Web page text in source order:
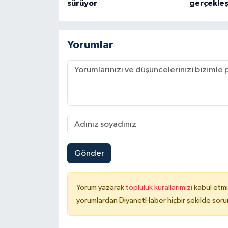
sürüyor
Yorumlar
Gönder
Yorum yazarak topluluk kurallarımızı kabul
yorumlardan DiyanetHaber hiçbir şekilde
Kütahya Müftülüğü
Malatya Müftülüğü
Mardin Müftülüğü
Mersin Müftülüğü
Muğla Müftülüğü
Muş Müftülüğü